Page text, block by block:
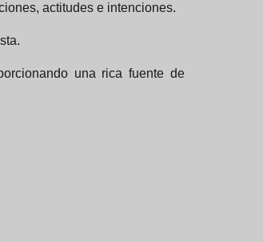
actitudes e intenciones.
una rica fuente de